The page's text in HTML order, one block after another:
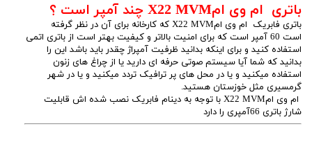
باتری ام وی امX22 MVM چند آمپر است ؟
باتری فابریک ام وی امX22 MVM که کارخانه برای آن در نظر گرفته
است 60 آمپر است که برای امنیت بالاتر و کیفیت بهتر است از باتری اتمی
استفاده کنید و برای اینکه بدانید ظرفیت آمپراژ چقدر باید باشد این را
بدانید که شما آیا سیستم صوتی حرفه ای دارید یا از چراغ های زنون
استفاده میکنید و یا در محل های پر ترافیک تردد میکنید و یا در شهر
گرمسیری مثل خوزستان هستید.
ام وی امX22 MVM با توجه به دینام فابریک نصب شده اش قابلیت
شارژ باتری 66آمپری را دارد